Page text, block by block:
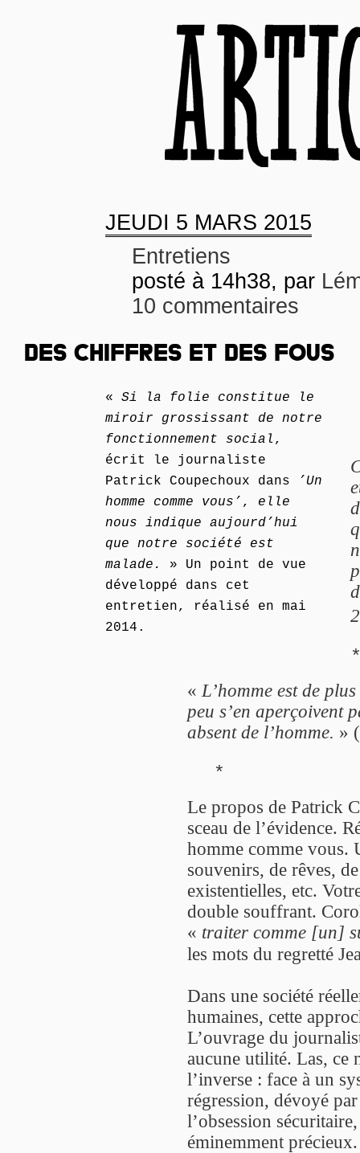
JEUDI 5 MARS 2015
Entretiens
posté à 14h38, par
10 commentaires
DES CHIFFRES ET DES FOUS
« Si la folie constitue le
miroir grossissant de notre
fonctionnement social ,
écrit le journaliste
Patrick Coupechoux dans
’Un
homme comme vous’ , elle
nous indique aujourd’hui
que notre société est
malade.
» Un point de vue
développé dans cet
entretien, réalisé en mai
2014.
« L’homme est de
peu s’en aperçoivent
absent de l’homme. »
*
Le propos de Patrick
sceau de l’évidence.
homme comme vous.
souvenirs, de rêves,
existentielles, etc.
double souffrant.
« traiter comme [un]
les mots du regretté
Dans une société
humaines, cette
L’ouvrage du
aucune utilité. Las, ce
l’inverse : face à un
régression, dévoyé
l’obsession
éminemment précieux.